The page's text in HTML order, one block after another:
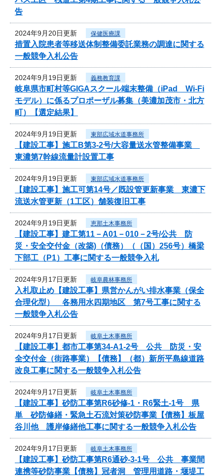
告
2024年9月20日更新 保健医療課
措置入院患者等移送体制整備委託業務の調達に関する
一般競争入札公告
2024年9月19日更新 義務教育課
岐阜県市町村等GIGAスクール端末整備（iPad Wi-Fi
モデル）に係るプロポーザル募集（美濃加茂市・北方
町）【選定結果】
2024年9月19日更新 東部広域水道事務所
【建設工事】施工B第3-2号/大容量送水管整備事業
東濃第7幹線流量計設置工事
2024年9月19日更新 東部広域水道事務所
【建設工事】施工可第14号／既設管更新事業 東濃下
流送水管更新（1工区）舗装復旧工事
2024年9月19日更新 恵那土木事務所
【建設工事】建工第11－A01－010－2号/公共 防
災・安全交付金（改築)（債務）（（国）256号）橋梁
下部工（P1）工事に関する一般競争入札
2024年9月17日更新 岐阜農林事務所
入札取止め【建設工事】県営かんがい排水事業（保全
合理化型） 各務用水四期地区 第7号工事に関する
一般競争入札公告
2024年9月17日更新 岐阜土木事務所
【建設工事】都市工事第34-A1-2号 公共 防災・安
全交付金（街路事業）【債務】（都）新所平島線道路
改良工事に関する一般競争入札公告
2024年9月17日更新 岐阜土木事務所
【建設工事】砂防工事第R6砂修-1・R6緊土-1号 県
単 砂防修繕・緊急土石流対策砂防事業【債務】板屋
谷川他 護岸修繕他工事に関する一般競争入札公告
2024年9月17日更新 岐阜土木事務所
【建設工事】砂防工事第R6通砂-3-1号 公共 事業間
連携等砂防事業【債務】冠者洞 管理用道路・堰堤工